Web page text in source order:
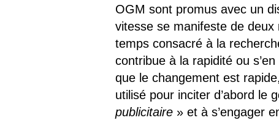
OGM sont promus avec un
vitesse se manifeste de deux
temps consacré à la
contribue à la rapidité ou
que le changement est
utilisé pour inciter d’abord le
publicitaire » et à s’engager